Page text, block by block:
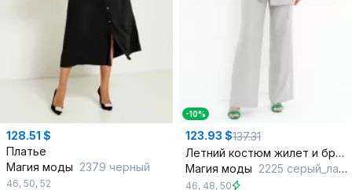
128.51 $
Платье
Магия моды 2379 черный
46, 50, 52
-10%
123.93 $137.31
Летний костюм жилет и брюки из мягкой костюмной ткани
Магия моды 2225 серый_лапка
46, 48, 50